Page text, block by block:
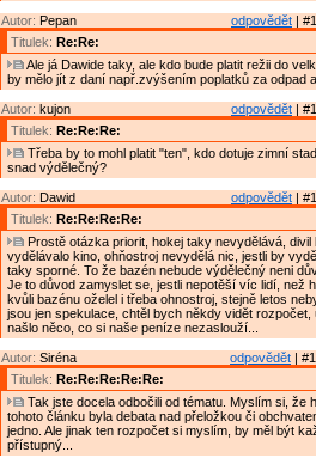
odpovědět |
Autor: Pepan
Titulek: Re:Re:
Ale já Dawide taky, ale kdo bude platit režii do
by mělo jít z daní např.zvýšením poplatků za odpad
odpovědět |
Autor: kujon
Titulek: Re:Re:Re:
Třeba by to mohl platit "ten", kdo dotuje zimní
snad výdělečný?
odpovědět |
Autor: Dawid
Titulek: Re:Re:Re:Re:
Prostě otázka priorit, hokej taky nevydělává,
vydělávalo kino, ohňostroj nevydělá nic, jestli by
taky sporné. To že bazén nebude výdělečný neni
Je to důvod zamyslet se, jestli nepotěší víc lidí, než
kvůli bazénu oželel i třeba ohnostroj, stejně letos
jsou jen spekulace, chtěl bych někdy vidět rozpočet,
našlo něco, co si naše peníze nezaslouží...
odpovědět |
Autor: Siréna
Titulek: Re:Re:Re:Re:Re:
Tak jste docela odbočili od tématu. Myslím si, že
tohoto článku byla debata nad přeložkou či
jedno. Ale jinak ten rozpočet si myslím, by měl být
přístupný...